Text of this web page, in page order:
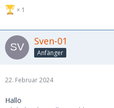
1
Sven-01
Anfänger
22. Februar 2024
Hallo